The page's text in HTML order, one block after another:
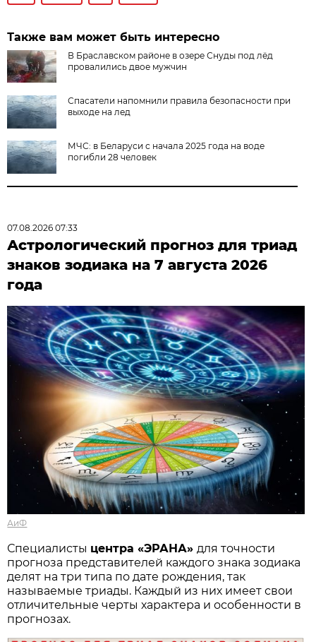
Также вам может быть интересно
В Браславском районе в озере Снуды под лёд
провалились двое мужчин
Спасатели напомнили правила безопасности при
выходе на лед
МЧС: в Беларуси с начала 2025 года на воде
погибли 28 человек
07.08.2026 07:33
Астрологический прогноз для триад
знаков зодиака на 7 августа 2026
года
АиФ
Специалисты центра «ЭРАНА»для точности
прогноза представителей каждого знака зодиака
делят на три типа по дате рождения, так
называемые триады. Каждый из них имеет свои
отличительные черты характера и особенности в
прогнозах.